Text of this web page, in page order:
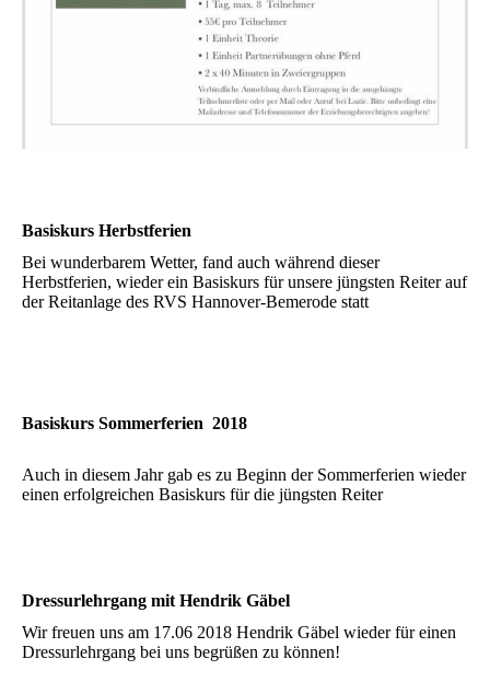
Basiskurs Herbstferien
Bei wunderbarem Wetter, fand auch während dieser
Herbstferien, wieder ein Basiskurs für unsere jüngsten Reiter auf
der Reitanlage des RVS Hannover-Bemerode statt
Basiskurs Sommerferien 2018
Auch in diesem Jahr gab es zu Beginn der Sommerferien wieder
einen erfolgreichen Basiskurs für die jüngsten Reiter
Dressurlehrgang mit Hendrik Gäbel
Wir freuen uns am 17.06 2018 Hendrik Gäbel wieder für einen
Dressurlehrgang bei uns begrüßen zu können!